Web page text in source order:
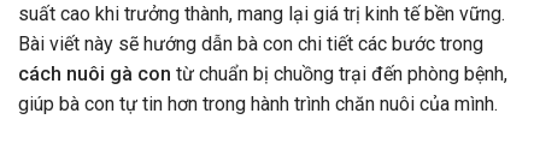
suất cao khi trưởng thành, mang lại giá trị kinh tế bền vững.
Bài viết này sẽ hướng dẫn bà con chi tiết các bước trong
cách nuôi gà con từ chuẩn bị chuồng trại đến phòng bệnh,
giúp bà con tự tin hơn trong hành trình chăn nuôi của mình.